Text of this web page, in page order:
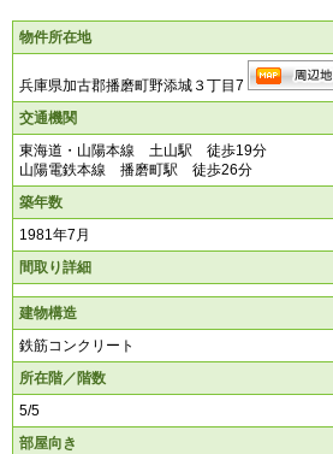
物件所在地
兵庫県加古郡播磨町野添城３丁目7
交通機関
東海道・山陽本線 土山駅 徒歩19分
山陽電鉄本線 播磨町駅 徒歩26分
築年数
1981年7月
間取り詳細
建物構造
鉄筋コンクリート
所在階／階数
5/5
部屋向き